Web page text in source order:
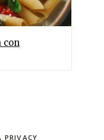
con
PRIVACY